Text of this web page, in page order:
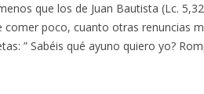
que los de Juan Bautista (Lc.
comer poco, cuanto otras renuncias
” Sabéis qué ayuno quiero yo?